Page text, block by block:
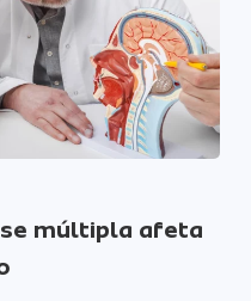
múltipla afeta